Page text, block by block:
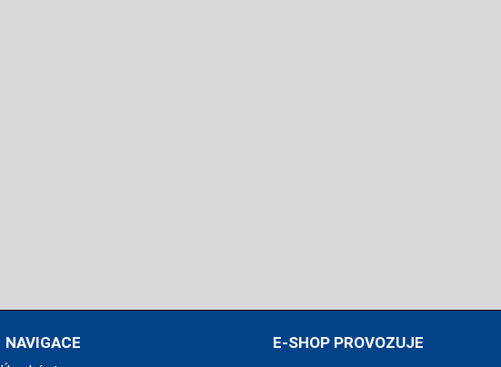
NAVIGACE E-SHOP PROVOZUJE